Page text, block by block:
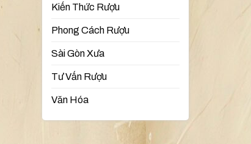
Kiến Thức Rượu
Phong Cách Rượu
Sài Gòn Xưa
Tư Vấn Rượu
Văn Hóa